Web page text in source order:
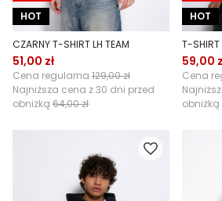
HOT
CZARNY T-SHIRT LH TEAM
51,00 zł
Cena regularna 129,00 zł
Najniższa cena z 30 dni przed
obniżką 64,00 zł
HOT
T-SHIRT
59,00
Cena
obniżką